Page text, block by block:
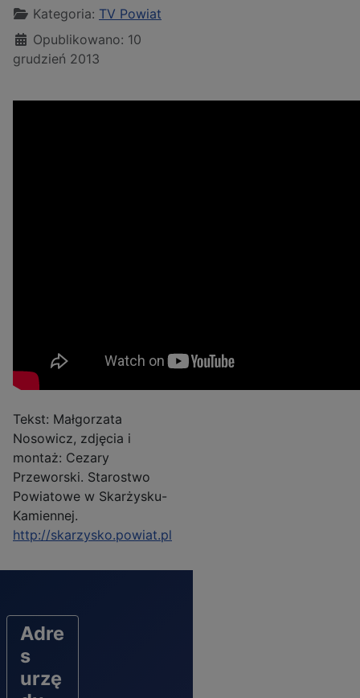
Kategoria: TV Powiat
Opublikowano: 10
grudzień 2013
Tekst: Małgorzata
Nosowicz, zdjęcia i
montaż: Cezary
Przeworski. Starostwo
Powiatowe w Skarżysku-
Kamiennej.
http://skarzysko.powiat.pl
Adre
s
urzę